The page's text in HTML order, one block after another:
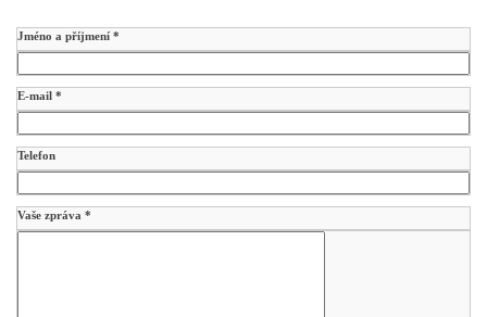
Jméno a příjmení *
E-mail *
Telefon
Vaše zpráva *